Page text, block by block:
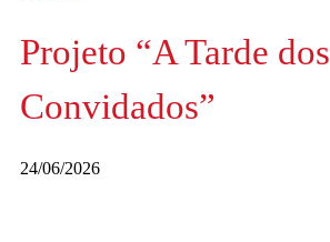
Projeto “A Tarde dos
Convidados”
24/06/2026